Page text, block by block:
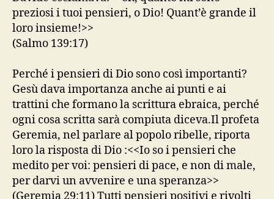
preziosi i tuoi pensieri, o Dio! Quant’è grande il
loro insieme!>>
(Salmo 139:17)
Perché i pensieri di Dio sono così importanti?
Gesù dava importanza anche ai punti e ai
trattini che formano la scrittura ebraica, perché
ogni cosa scritta sarà compiuta diceva.Il profeta
Geremia, nel parlare al popolo ribelle, riporta
loro la risposta di Dio :<<Io so i pensieri che
medito per voi: pensieri di pace, e non di male,
per darvi un avvenire e una speranza>>